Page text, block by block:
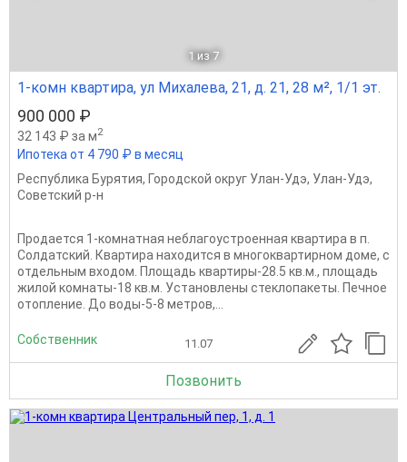
1 из 7
1-комн квартира, ул Михалева, 21, д. 21, 28 м², 1/1 эт.
900 000 ₽
32 143 ₽ за м2
Ипотека от 4 790 ₽ в месяц
Республика Бурятия, Городской округ Улан-Удэ, Улан-Удэ,
Советский р-н
Продается 1-комнатная неблагоустроенная квартира в п.
Солдатский. Квартира находится в многоквартирном доме, с
отдельным входом. Площадь квартиры-28.5 кв.м., площадь
жилой комнаты-18 кв.м. Установлены стеклопакеты. Печное
отопление. До воды-5-8 метров,...
Собственник 11.07
Позвонить